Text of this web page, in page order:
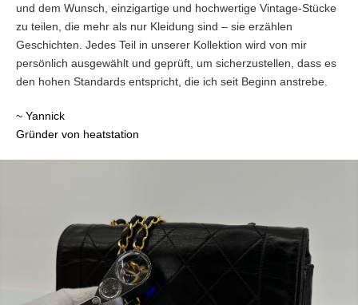
und dem Wunsch, einzigartige und hochwertige Vintage-Stücke
zu teilen, die mehr als nur Kleidung sind – sie erzählen
Geschichten. Jedes Teil in unserer Kollektion wird von mir
persönlich ausgewählt und geprüft, um sicherzustellen, dass es
den hohen Standards entspricht, die ich seit Beginn anstrebe.
~ Yannick
Gründer von heatstation